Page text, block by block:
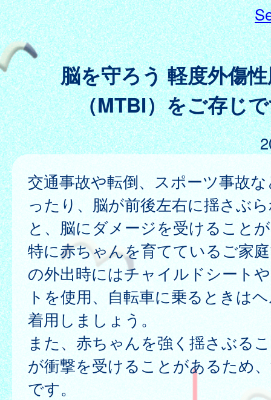
脳を守ろう 軽度外傷
（MTBI）をご存じ
交通事故や転倒、スポーツ事故
ったり、脳が前後左右に揺さぶ
と、脳にダメージを受けること
特に赤ちゃんを育てているご家
の外出時にはチャイルドシート
トを使用、自転車に乗るときは
着用しましょう。
また、赤ちゃんを強く揺さぶる
が衝撃を受けることがあるため
です。